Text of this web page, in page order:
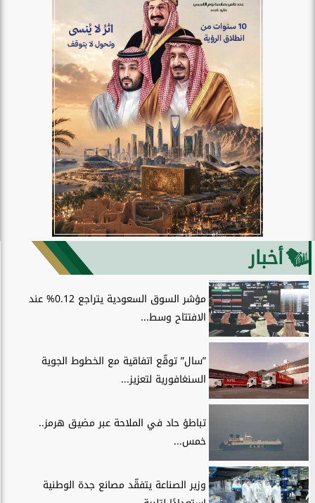
أخبار
مؤشر السوق السعودية يتراجع 0.12% عند
الافتتاح وسط...
”سال” توقّع اتفاقية مع الخطوط الجوية
السنغافورية لتعزيز...
تباطؤ حاد في الملاحة عبر مضيق هرمز..
خمس...
وزير الصناعة يتفقّد مصانع جدة الوطنية